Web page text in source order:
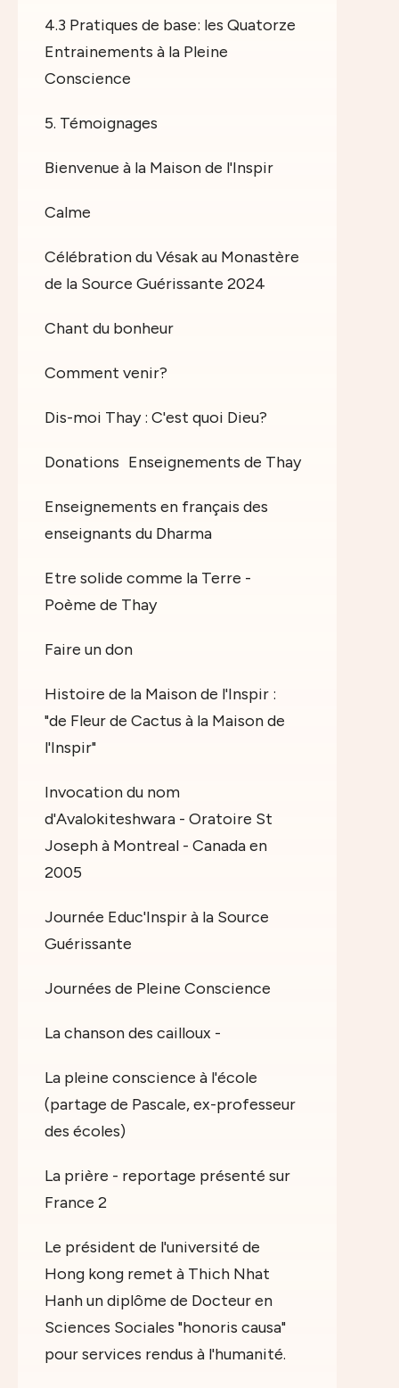
4.3 Pratiques de base: les Quatorze
Entrainements à la Pleine
Conscience
5. Témoignages
Bienvenue à la Maison de l'Inspir
Calme
Célébration du Vésak au Monastère
de la Source Guérissante 2024
Chant du bonheur
Comment venir?
Dis-moi Thay : C'est quoi Dieu?
Donations Enseignements de Thay
Enseignements en français des
enseignants du Dharma
Etre solide comme la Terre -
Poème de Thay
Faire un don
Histoire de la Maison de l'Inspir :
"de Fleur de Cactus à la Maison de
l'Inspir"
Invocation du nom
d'Avalokiteshwara - Oratoire St
Joseph à Montreal - Canada en
2005
Journée Educ'Inspir à la Source
Guérissante
Journées de Pleine Conscience
La chanson des cailloux -
La pleine conscience à l'école
(partage de Pascale, ex-professeur
des écoles)
La prière - reportage présenté sur
France 2
Le président de l'université de
Hong kong remet à Thich Nhat
Hanh un diplôme de Docteur en
Sciences Sociales "honoris causa"
pour services rendus à l'humanité.